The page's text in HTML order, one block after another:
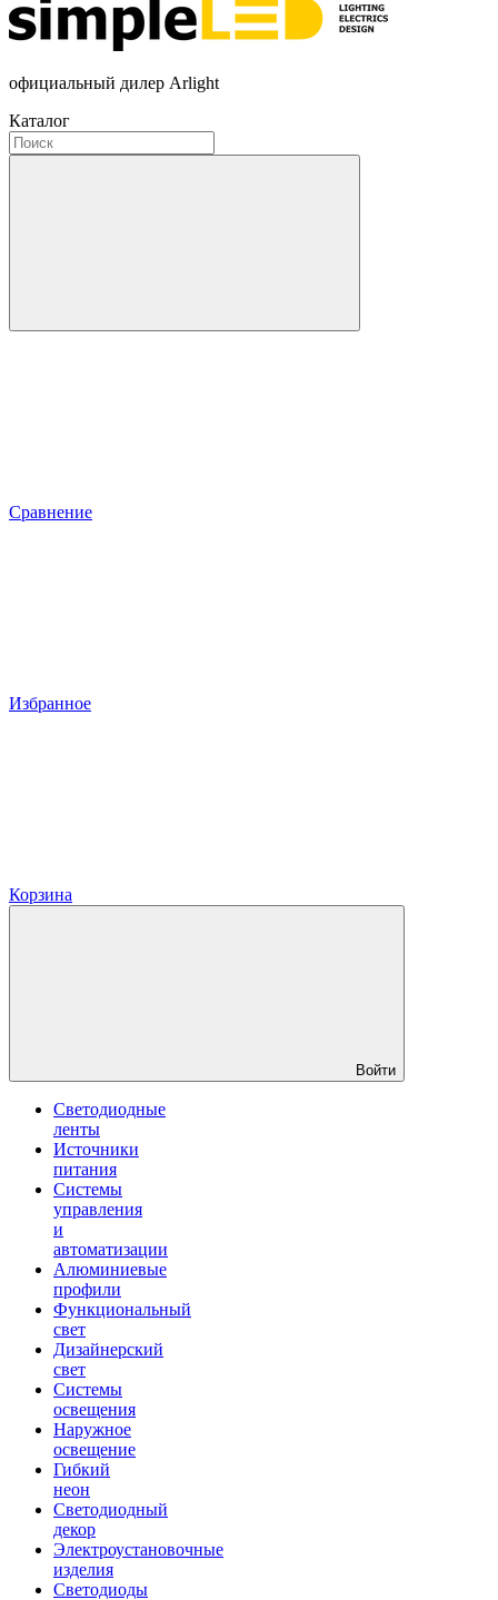
официальный дилер Arlight
Каталог
Сравнение
Избранное
Корзина
Войти
Светодиодные
ленты
Источники
питания
Системы
управления
и
автоматизации
Алюминиевые
профили
Функциональный
свет
Дизайнерский
свет
Системы
освещения
Наружное
освещение
Гибкий
неон
Светодиодный
декор
Электроустановочные
изделия
Светодиоды